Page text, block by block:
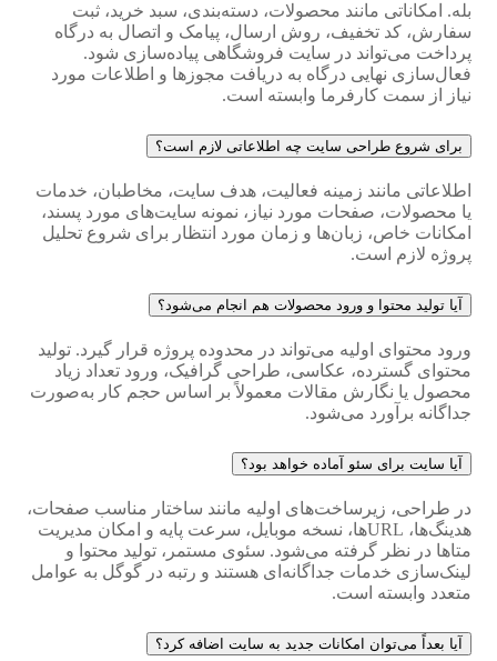
بله. امکاناتی مانند محصولات، دسته‌بندی، سبد خرید، ثبت
سفارش، کد تخفیف، روش ارسال، پیامک و اتصال به درگاه
پرداخت می‌تواند در سایت فروشگاهی پیاده‌سازی شود.
فعال‌سازی نهایی درگاه به دریافت مجوزها و اطلاعات مورد
نیاز از سمت کارفرما وابسته است.
برای شروع طراحی سایت چه اطلاعاتی لازم است؟
اطلاعاتی مانند زمینه فعالیت، هدف سایت، مخاطبان، خدمات
یا محصولات، صفحات مورد نیاز، نمونه سایت‌های مورد پسند،
امکانات خاص، زبان‌ها و زمان مورد انتظار برای شروع تحلیل
پروژه لازم است.
آیا تولید محتوا و ورود محصولات هم انجام می‌شود؟
ورود محتوای اولیه می‌تواند در محدوده پروژه قرار گیرد. تولید
محتوای گسترده، عکاسی، طراحی گرافیک، ورود تعداد زیاد
محصول یا نگارش مقالات معمولاً بر اساس حجم کار به‌صورت
جداگانه برآورد می‌شود.
آیا سایت برای سئو آماده خواهد بود؟
در طراحی، زیرساخت‌های اولیه مانند ساختار مناسب صفحات،
هدینگ‌ها، URLها، نسخه موبایل، سرعت پایه و امکان مدیریت
متاها در نظر گرفته می‌شود. سئوی مستمر، تولید محتوا و
لینک‌سازی خدمات جداگانه‌ای هستند و رتبه در گوگل به عوامل
متعدد وابسته است.
آیا بعداً می‌توان امکانات جدید به سایت اضافه کرد؟